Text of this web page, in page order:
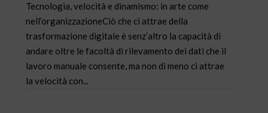
Tecnologia, velocità e dinamismo: in arte come
nell’organizzazioneCiò che ci attrae della
trasformazione digitale è senz’altro la capacità di
andare oltre le facoltà di rilevamento dei dati che il
lavoro manuale consente, ma non di meno ci attrae
la velocità con...